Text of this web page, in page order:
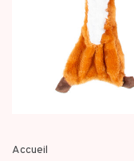
Accueil